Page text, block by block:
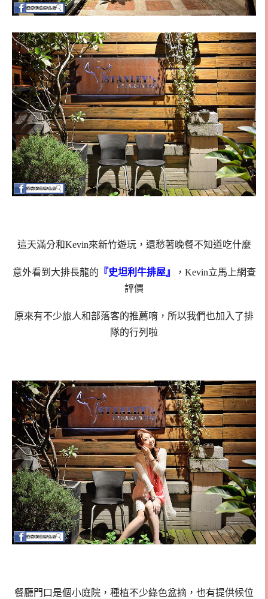
這天滿分和Kevin來新竹遊玩，還愁著晚餐不知道吃什麼
意外看到大排長龍的 『史坦利牛排屋』
，Kevin立馬上網查
評價
原來有不少旅人和部落客的推薦唷，所以我們也加入了排
隊的行列啦
餐廳門口是個小庭院，種植不少綠色盆摘，也有提供候位